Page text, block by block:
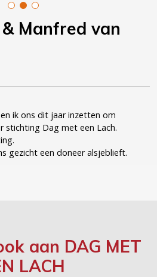
& Manfred van
ik ons dit jaar inzetten om
stichting Dag met een Lach.
aan DAG MET
LACH